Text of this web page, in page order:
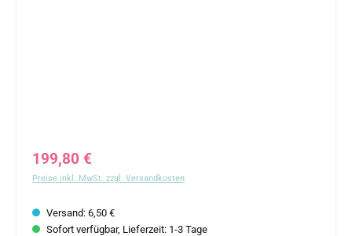
Regulärer Preis:
199,80 €
Preise inkl. MwSt. zzgl. Versandkosten
Versand: 6,50 €
Sofort verfügbar, Lieferzeit: 1-3 Tage